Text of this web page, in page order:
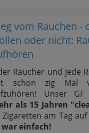
vom Rauchen -
oder nicht:
Raucher und jede
schon zig Mal
Unser
als 15 Jahren
Zigaretten am Tag
war einfach!